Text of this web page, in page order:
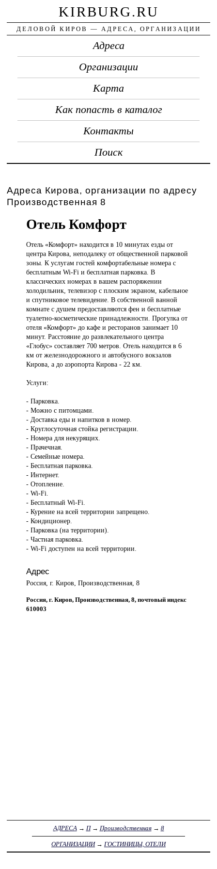
KIRBURG.RU
ДЕЛОВОЙ КИРОВ — АДРЕСА, ОРГАНИЗАЦИИ
Адреса
Организации
Карта
Как попасть в каталог
Контакты
Поиск
Адреса Кирова, организации по адресу
Производственная 8
Отель Комфорт
Отель «Комфорт»находится в 10 минутах езды от
центра Кирова, неподалеку от общественной парковой
зоны. К услугам гостей комфортабельные номера с
бесплатным Wi-Fi и бесплатная парковка. В
классических номерах в вашем распоряжении
холодильник, телевизор с плоским экраном, кабельное
и спутниковое телевидение. В собственной ванной
комнате с душем предоставляются фен и бесплатные
туалетно-косметические принадлежности. Прогулка от
отеля «Комфорт» до кафе и ресторанов занимает 10
минут. Расстояние до развлекательного центра
«Глобус» составляет 700 метров. Отель находится в 6
км от железнодорожного и автобусного вокзалов
Кирова, а до аэропорта Кирова - 22 км.
Услуги:
- Парковка.
- Можно с питомцами.
- Доставка еды и напитков в номер.
- Круглосуточная стойка регистрации.
- Номера для некурящих.
- Прачечная.
- Семейные номера.
- Бесплатная парковка.
- Интернет.
- Отопление.
- Wi-Fi.
- Бесплатный Wi-Fi.
- Курение на всей территории запрещено.
- Кондиционер.
- Парковка (на территории).
- Частная парковка.
- Wi-Fi доступен на всей территории.
Адрес
Россия, г. Киров, Производственная, 8
Россия, г. Киров, Производственная, 8, почтовый индекс
610003
АДРЕСА→ П→ Производственная→ 8
ОРГАНИЗАЦИИ→ ГОСТИНИЦЫ, ОТЕЛИ